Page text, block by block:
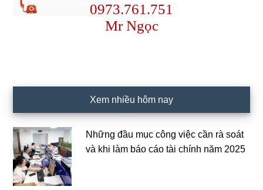
0973.761.751
Mr Ngọc
Xem nhiều hôm nay
Những đầu mục công việc cần rà soát
và khi làm báo cáo tài chính năm 2025